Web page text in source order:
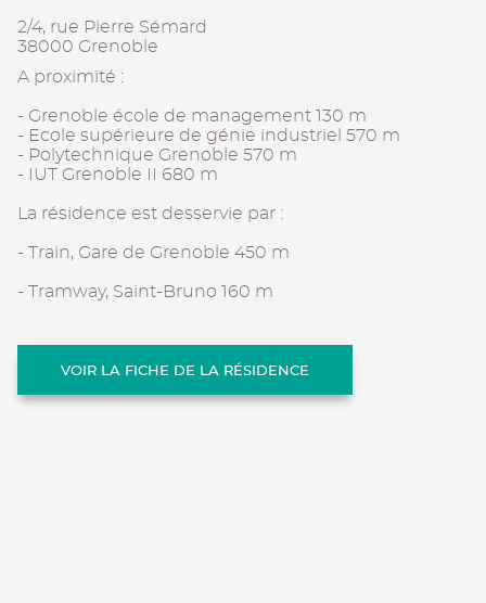
2/4, rue Pierre Sémard
38000 Grenoble
A proximité :
- Grenoble école de management 130 m
- Ecole supérieure de génie industriel 570 m
- Polytechnique Grenoble 570 m
- IUT Grenoble II 680 m
La résidence est desservie par :
- Train, Gare de Grenoble 450 m
- Tramway, Saint-Bruno 160 m
VOIR LA FICHE DE LA RÉSIDENCE